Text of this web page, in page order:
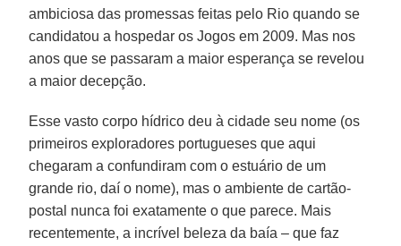
ambiciosa das promessas feitas pelo Rio quando se
candidatou a hospedar os Jogos em 2009. Mas nos
anos que se passaram a maior esperança se revelou
a maior decepção.
Esse vasto corpo hídrico deu à cidade seu nome (os
primeiros exploradores portugueses que aqui
chegaram a confundiram com o estuário de um
grande rio, daí o nome), mas o ambiente de cartão-
postal nunca foi exatamente o que parece. Mais
recentemente, a incrível beleza da baía – que faz